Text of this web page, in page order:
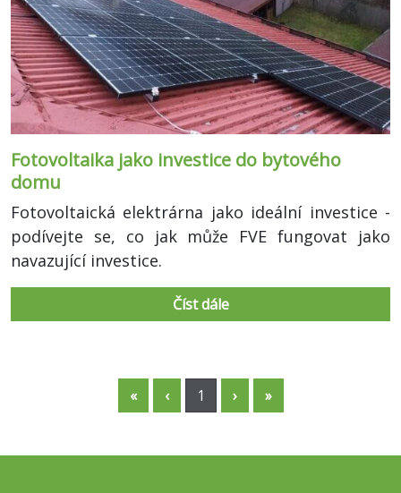
Fotovoltaika jako investice do bytového
domu
Fotovoltaická elektrárna jako ideální investice -
podívejte se, co jak může FVE fungovat jako
navazující investice.
Číst dále
« ‹ 1 › »